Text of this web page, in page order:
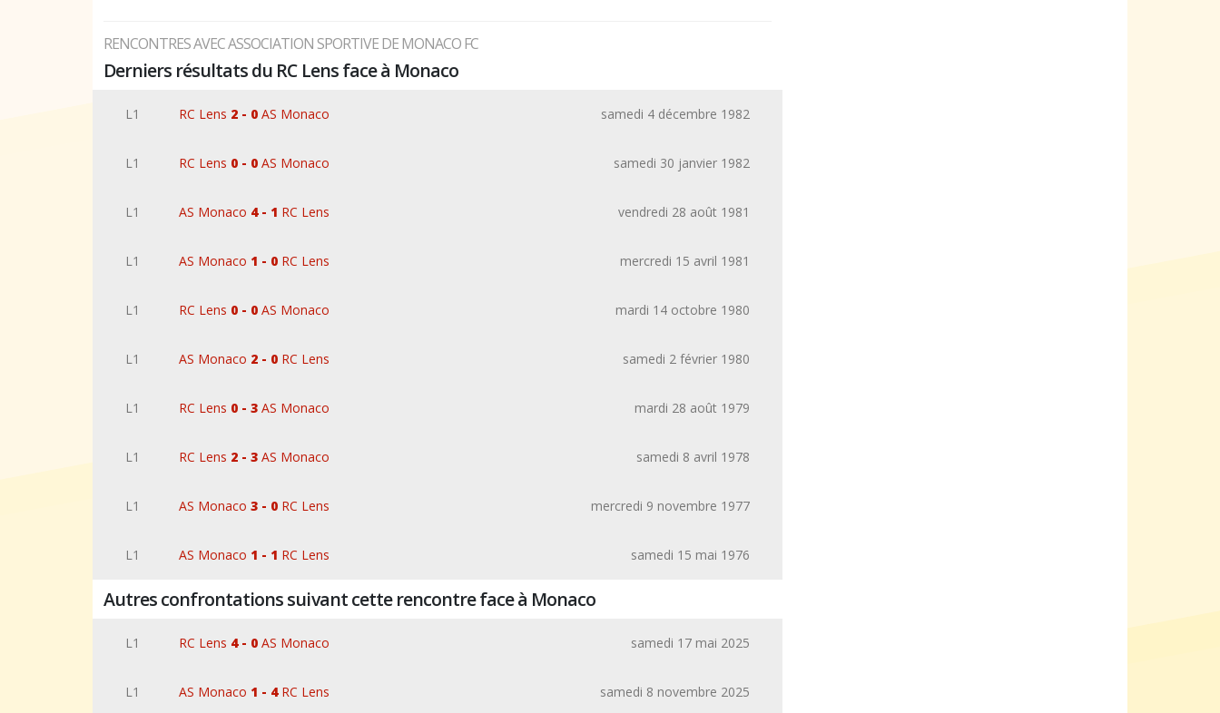
RENCONTRES AVEC ASSOCIATION SPORTIVE DE MONACO FC
Derniers résultats du RC Lens face à Monaco
L1 RC Lens 2 - 0 AS Monaco samedi 4 décembre 1982
L1 RC Lens 0 - 0 AS Monaco samedi 30 janvier 1982
L1 AS Monaco 4 - 1 RC Lens vendredi 28 août 1981
L1 AS Monaco 1 - 0 RC Lens mercredi 15 avril 1981
L1 RC Lens 0 - 0 AS Monaco mardi 14 octobre 1980
L1 AS Monaco 2 - 0 RC Lens samedi 2 février 1980
L1 RC Lens 0 - 3 AS Monaco mardi 28 août 1979
L1 RC Lens 2 - 3 AS Monaco samedi 8 avril 1978
L1 AS Monaco3 - 0 RC Lens mercredi 9 novembre 1977
L1 AS Monaco 1 - 1 RC Lens samedi 15 mai 1976
Autres confrontations suivant cette rencontre face à Monaco
L1 RC Lens 4 - 0 AS Monaco samedi 17 mai 2025
L1 AS Monaco 1 - 4RC Lens samedi 8 novembre 2025